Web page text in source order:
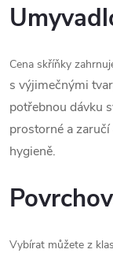
Cena skříňky
s výjimečnými
potřebnou dávku
prostorné a
hygieně.
Vybírat můžete z